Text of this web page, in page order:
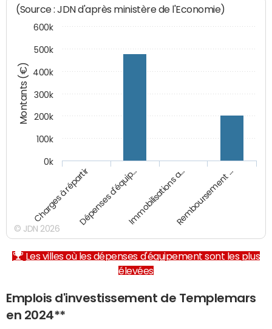
Montants (€)
(Source : JDN d'après ministère de l'Economie)
Charges à répartirDépenses d'équip…Immobilisations a…Remboursement …
0k
100k
200k
300k
400k
500k
600k
© JDN 2026
Les villes où les dépenses d'équipement sont les plus
élevées
Emplois d'investissement de Templemars
en 2024**